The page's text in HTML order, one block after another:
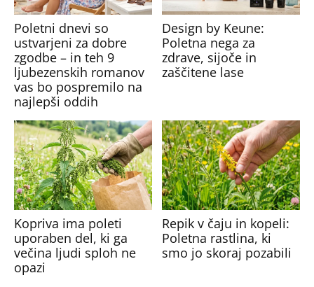
Poletni dnevi so
ustvarjeni za dobre
zgodbe – in teh 9
ljubezenskih romanov
vas bo pospremilo na
najlepši oddih
Design by Keune:
Poletna nega za
zdrave, sijoče in
zaščitene lase
Kopriva ima poleti
uporaben del, ki ga
večina ljudi sploh ne
opazi
Repik v čaju in kopeli:
Poletna rastlina, ki
smo jo skoraj pozabili